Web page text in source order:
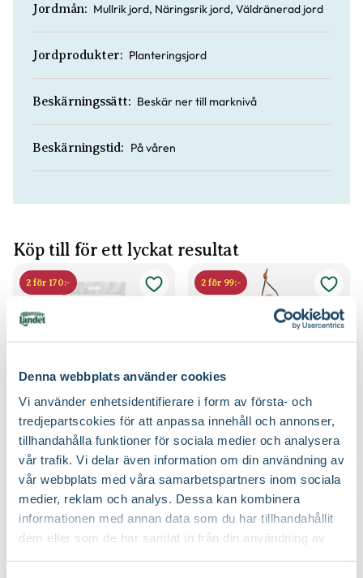
Denna webbplats använder cookies
Vi använder enhetsidentifierare i form av första- och
tredjepartscokies för att anpassa innehåll och annonser,
tillhandahålla funktioner för sociala medier och analysera
vår trafik. Vi delar även information om din användning av
vår webbplats med våra samarbetspartners inom sociala
medier, reklam och analys. Dessa kan kombinera
informationen med annan data som du har tillhandahållit
dem eller som de har samlat in från din användning av
Jordmån: Mullrik jord, Näringsrik jord, Väldränerad jord
Jordprodukter: Planteringsjord
Beskärningssätt: Beskär ner till marknivå
Beskärningstid: På våren
Köp till för ett lyckat resultat
2 för 170:-
Hasselfors P-
Jord/Planteringsjord
Hasselfors Garden
8990
Välj butik
Online
I lager
Till Produkten
2 för 99:-
Bred planteringsspade
Blomsterlandet
5990
Välj butik
Online
Slut i lager
Till Produkten